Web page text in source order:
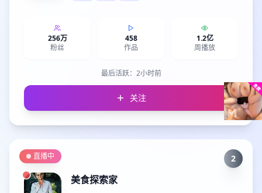
256万
粉丝
458
作品
1.2亿
周播放
最后活跃： 2小时前
关注
2
直播中
美食探索家